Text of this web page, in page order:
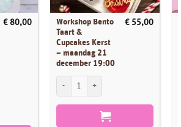
€ 80,00
Hoeken + Isomalt Sail - zaterdag 26 september
Workshop Bento
Taart &
Cupcakes Kerst
– maandag 21
december 19:00
€ 55,00
Workshop Bento Taart & Cupcakes